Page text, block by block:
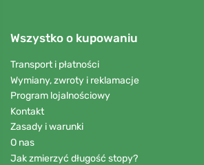
Wszystko o kupowaniu
Transport i płatności
Wymiany, zwroty i reklamacje
Program lojalnościowy
Kontakt
Zasady i warunki
O nas
Jak zmierzyć długość stopy?